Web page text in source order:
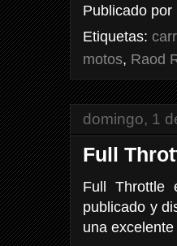
Publicado por
Etiquetas:
motos, Raod
domingo, 1
Full
Full Throttle
publicado y
una